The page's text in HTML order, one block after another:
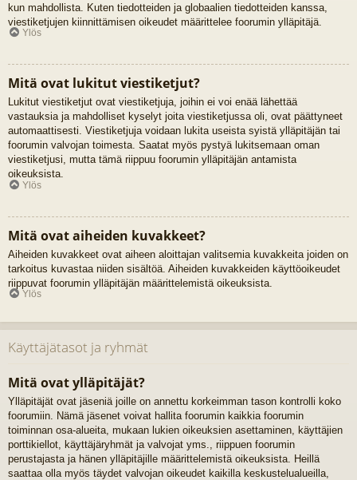
kun mahdollista. Kuten tiedotteiden ja globaalien tiedotteiden kanssa,
viestiketjujen kiinnittämisen oikeudet määrittelee foorumin ylläpitäjä.
Ylös
Mitä ovat lukitut viestiketjut?
Lukitut viestiketjut ovat viestiketjuja, joihin ei voi enää lähettää
vastauksia ja mahdolliset kyselyt joita viestiketjussa oli, ovat päättyneet
automaattisesti. Viestiketjuja voidaan lukita useista syistä ylläpitäjän tai
foorumin valvojan toimesta. Saatat myös pystyä lukitsemaan oman
viestiketjusi, mutta tämä riippuu foorumin ylläpitäjän antamista
oikeuksista.
Ylös
Mitä ovat aiheiden kuvakkeet?
Aiheiden kuvakkeet ovat aiheen aloittajan valitsemia kuvakkeita joiden on
tarkoitus kuvastaa niiden sisältöä. Aiheiden kuvakkeiden käyttöoikeudet
riippuvat foorumin ylläpitäjän määrittelemistä oikeuksista.
Ylös
Käyttäjätasot ja ryhmät
Mitä ovat ylläpitäjät?
Ylläpitäjät ovat jäseniä joille on annettu korkeimman tason kontrolli koko
foorumiin. Nämä jäsenet voivat hallita foorumin kaikkia foorumin
toiminnan osa-alueita, mukaan lukien oikeuksien asettaminen, käyttäjien
porttikiellot, käyttäjäryhmät ja valvojat yms., riippuen foorumin
perustajasta ja hänen ylläpitäjille määrittelemistä oikeuksista. Heillä
saattaa olla myös täydet valvojan oikeudet kaikilla keskustelualueilla,